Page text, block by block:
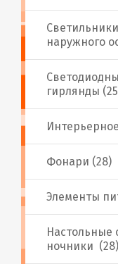
Фонари (28)
Настольные
ночники (28)
гирлянды
наружного
Элементы